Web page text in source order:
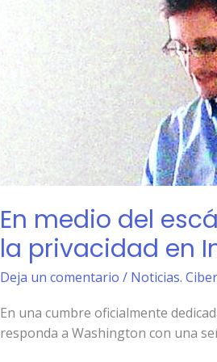
En medio del
la privacidad en
Deja un comentario / Noticias.
En una cumbre oficialmente
responda a Washington con una
Europa
refuerza
la
en
Internet